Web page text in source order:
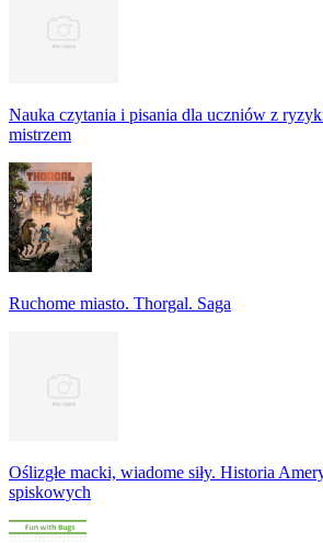
Nauka czytania i pisania dla uczniów z
mistrzem
Ruchome miasto. Thorgal. Saga
Oślizgłe macki, wiadome siły. Historia
spiskowych